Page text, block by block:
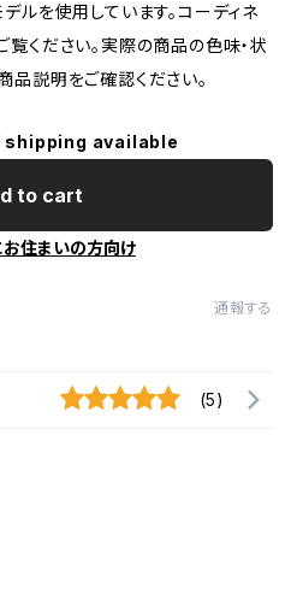
ルを使用しています。コーディネ
覧ください。実際の商品の色味・状
品説明をご確認ください。
available
to cart
住まいの方向け
通報する
(5)